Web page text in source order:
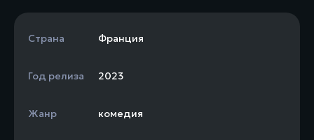
Страна Франция
Год релиза 2023
Жанр комедия